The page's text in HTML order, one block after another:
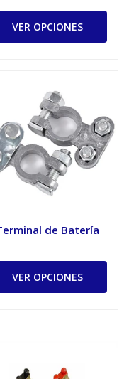
VER OPCIONES
de Batería
VER OPCIONES